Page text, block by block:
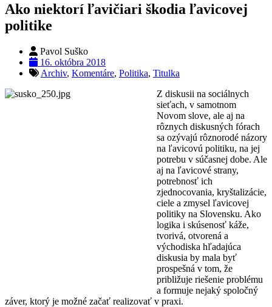
Ako niektorí ľavičiari škodia ľavicovej
politike
Pavol Suško
16. októbra 2018
Archiv, Komentáre, Politika, Titulka
Z diskusii na sociálnych
sieťach, v samotnom
Novom slove, ale aj na
rôznych diskusných fórach
sa ozývajú rôznorodé názory
na ľavicovú politiku, na jej
potrebu v súčasnej dobe. Ale
aj na ľavicové strany,
potrebnosť ich
zjednocovania, kryštalizácie,
ciele a zmysel ľavicovej
politiky na Slovensku. Ako
logika i skúsenosť káže,
tvorivá, otvorená a
východiska hľadajúca
diskusia by mala byť
prospešná v tom, že
približuje riešenie problému
a formuje nejaký spoločný
záver, ktorý je možné začať realizovať v praxi.